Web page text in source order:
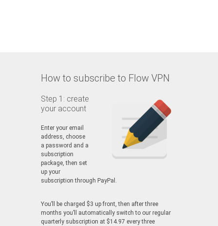
How to subscribe to Flow VPN
Step 1: create
your account
Enter your email
address, choose
a password and a
subscription
package, then set
up your
subscription through PayPal.
You’ll be charged $3 up front, then after three
months you’ll automatically switch to our regular
quarterly subscription at $14.97 every three